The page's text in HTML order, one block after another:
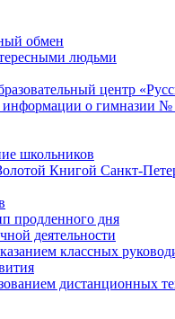
обмен
людьми
центр
информации о гимназии №
школьников
Книгой Санкт-
продленного дня
деятельности
классных
дистанционных